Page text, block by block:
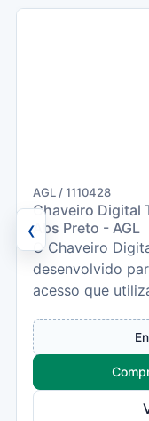
‹
AGL / 1110428
Chaveiro Digital
Abs Preto - AGL
O Chaveiro
desenvolvido
acesso que